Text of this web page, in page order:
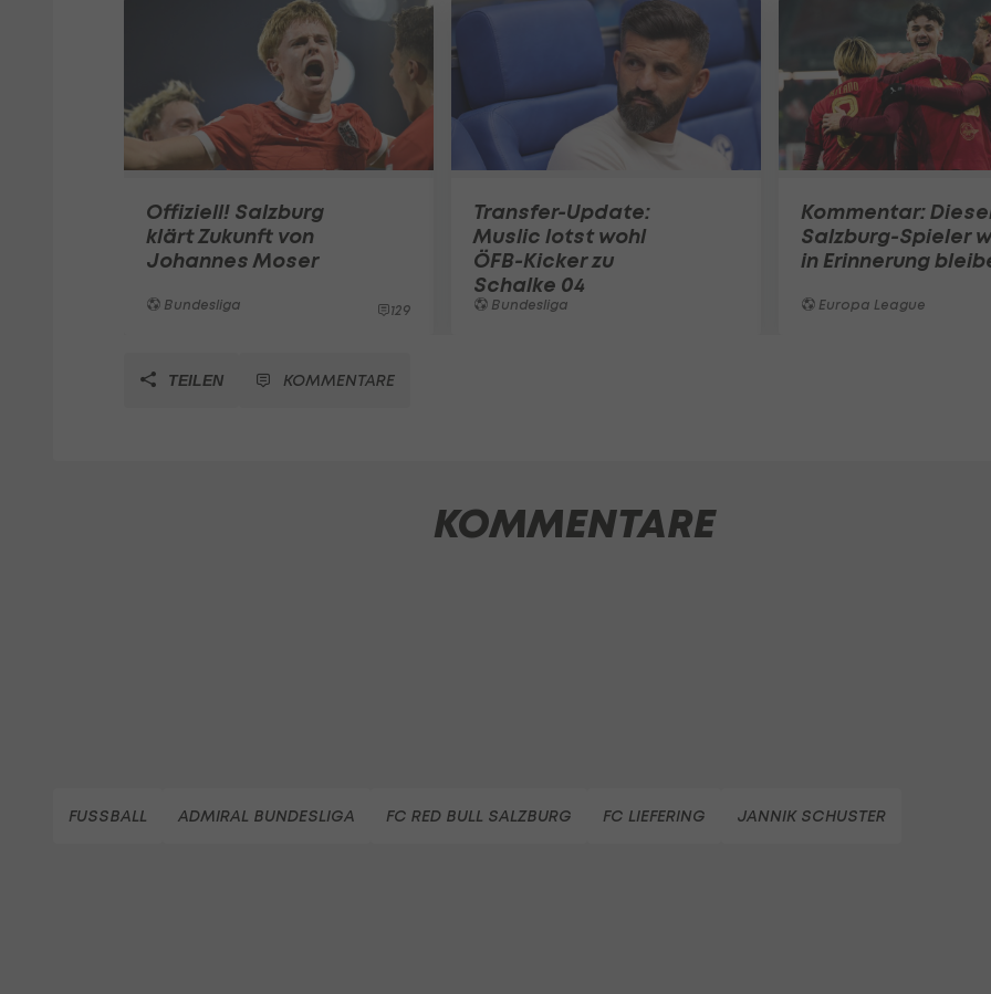
Offiziell! Salzburg
klärt Zukunft von
Johannes Moser
Bundesliga 129
Transfer-Update:
Muslic lotst wohl
ÖFB-Kicker zu
Schalke 04
Bundesliga
Kommentar:
Salzburg-Spieler
in Erinnerung
Europa League
TEILEN KOMMENTARE
KOMMENTARE
FUSSBALL ADMIRAL BUNDESLIGA FC RED BULL SALZBURG FC LIEFERING JANNIK SCHUSTER